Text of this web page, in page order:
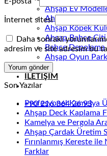
Ahşap Ev
Ahşap Bank
Ahşap Köpek
Ahşap Bahçe Çiti
Bahçe Depolama
Ahşap Oyun
BLOG
İLETİŞİM
+90 216 364 26 93
İnternet sitesi
Daha sonraki
adresim ve site adresim bu
Son Yazılar
Profesyonel Kamelya
Ahşap Deck Kaplama
Kamelya ve Pergola
Ahşap Çardak Üretim
Fırınlanmış Kereste
Farklar